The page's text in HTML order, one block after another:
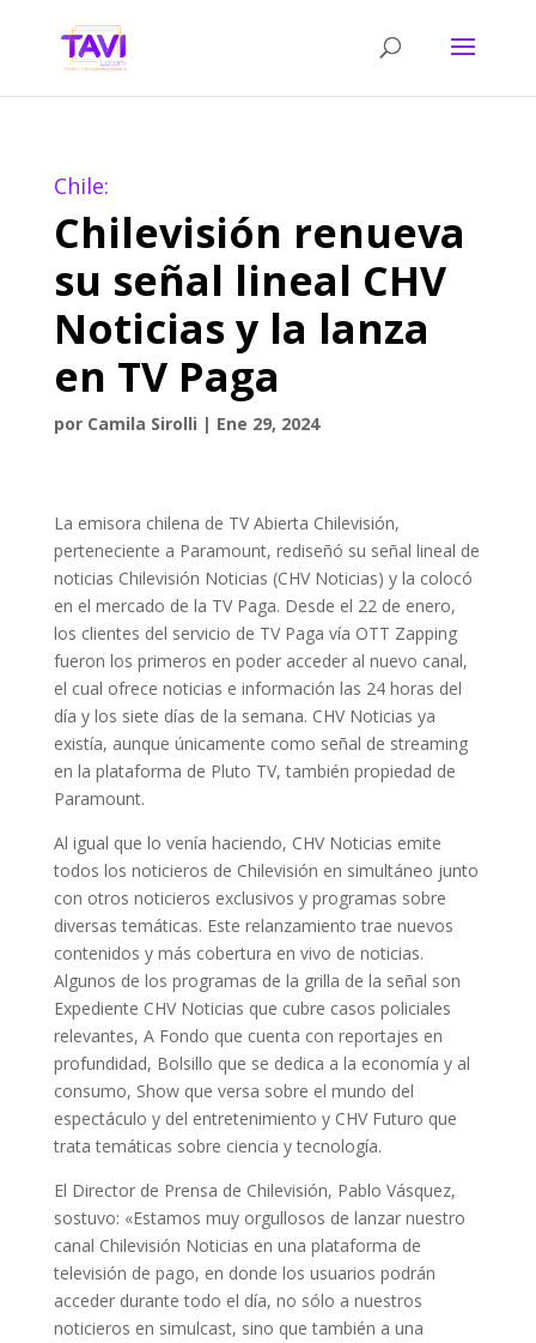
Chile:
Chilevisión renueva
su señal lineal CHV
Noticias y la lanza
en TV Paga
por Camila Sirolli | Ene 29, 2024
La emisora chilena de TV Abierta Chilevisión,
perteneciente a Paramount, rediseñó su señal lineal de
noticias Chilevisión Noticias (CHV Noticias) y la colocó
en el mercado de la TV Paga. Desde el 22 de enero,
los clientes del servicio de TV Paga vía OTT Zapping
fueron los primeros en poder acceder al nuevo canal,
el cual ofrece noticias e información las 24 horas del
día y los siete días de la semana. CHV Noticias ya
existía, aunque únicamente como señal de streaming
en la plataforma de Pluto TV, también propiedad de
Paramount.
Al igual que lo venía haciendo, CHV Noticias emite
todos los noticieros de Chilevisión en simultáneo junto
con otros noticieros exclusivos y programas sobre
diversas temáticas. Este relanzamiento trae nuevos
contenidos y más cobertura en vivo de noticias.
Algunos de los programas de la grilla de la señal son
Expediente CHV Noticias que cubre casos policiales
relevantes, A Fondo que cuenta con reportajes en
profundidad, Bolsillo que se dedica a la economía y al
consumo, Show que versa sobre el mundo del
espectáculo y del entretenimiento y CHV Futuro que
trata temáticas sobre ciencia y tecnología.
El Director de Prensa de Chilevisión, Pablo Vásquez,
sostuvo: «Estamos muy orgullosos de lanzar nuestro
canal Chilevisión Noticias en una plataforma de
televisión de pago, en donde los usuarios podrán
acceder durante todo el día, no sólo a nuestros
noticieros en simulcast, sino que también a una